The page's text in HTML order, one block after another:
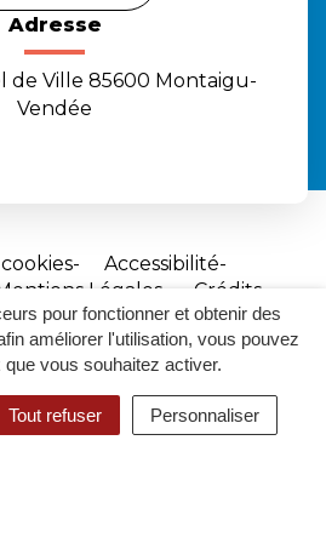
pour fonctionner et obtenir des
améliorer l'utilisation, vous pouvez
vous souhaitez activer.
Tout refuser Personnaliser
ACCESSIBILITÉ
Adresse
de Ville 85600 Montaigu-
Vendée
Accessibilité
Légales
Crédits
Site
réalisé
par
Inovagora